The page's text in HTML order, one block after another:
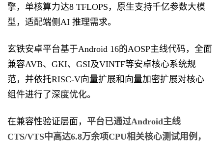
擎，单核算力达8 TFLOPS，原生支持千亿参数大模
型，适配端侧AI 推理需求。
玄铁安卓平台基于Android 16的AOSP主线代码，全面
兼容AVB、GKI、GSI及VINTF等安卓核心系统规
范，并依托RISC-V向量扩展和向量加密扩展对核心
组件进行了深度优化。
在兼容性验证层面， 平台已通过Android主线
CTS/VTS中高达6.8万余项CPU相关核心测试用例，